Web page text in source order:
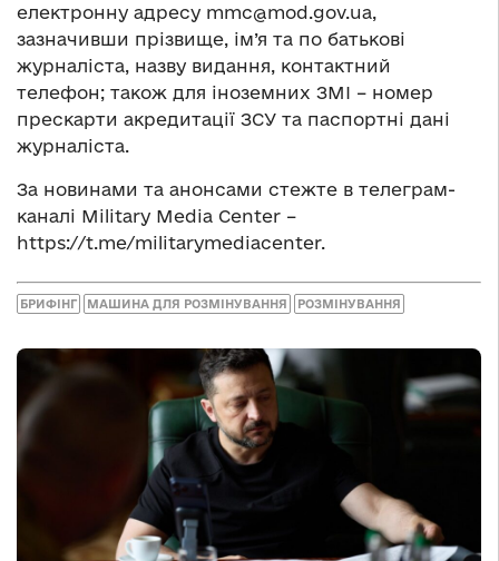
електронну адресу mmc@mod.gov.ua,
зазначивши прізвище, ім’я та по батькові
журналіста, назву видання, контактний
телефон; також для іноземних ЗМІ – номер
прескарти акредитації ЗСУ та паспортні дані
журналіста.
За новинами та анонсами стежте в телеграм-
каналі Military Media Center –
https://t.me/militarymediacenter.
БРИФІНГ МАШИНА ДЛЯ РОЗМІНУВАННЯ РОЗМІНУВАННЯ